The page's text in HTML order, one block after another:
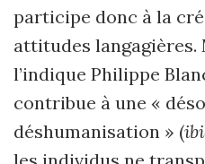
participe donc à la
attitudes langagières.
l’indique Philippe
contribue à une «
déshumanisation » (